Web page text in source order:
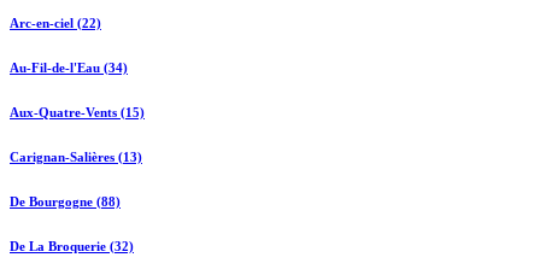
Arc-en-ciel (22)
Au-Fil-de-l'Eau (34)
Aux-Quatre-Vents (15)
Carignan-Salières (13)
De Bourgogne (88)
De La Broquerie (32)